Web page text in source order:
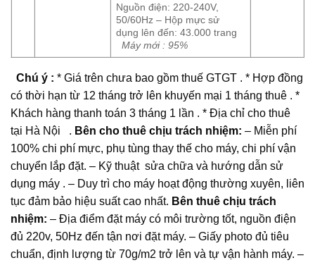
Nguồn điện: 220-240V,
50/60Hz – Hộp mực sử
dụng lên đến: 43.000 trang
Máy mới : 95%
Chú ý : * Giá trên chưa bao gồm thuế GTGT . * Hợp đồng
có thời hạn từ 12 tháng trở lên khuyến mại 1 tháng thuê . *
Khách hàng thanh toán 3 tháng 1 lần . * Địa chỉ cho thuê
tại Hà Nội . Bên cho thuê chịu trách nhiệm: – Miễn phí
100% chi phí mực, phụ tùng thay thế cho máy, chi phí vận
chuyển lắp đặt. – Kỹ thuật sửa chữa và hướng dẫn sử
dụng máy . – Duy trì cho máy hoạt động thường xuyên, liên
tục đảm bảo hiệu suất cao nhất. Bên thuê chịu trách
nhiệm: – Địa điểm đặt máy có môi trường tốt, nguồn điện
đủ 220v, 50Hz đến tận nơi đặt máy. – Giấy photo đủ tiêu
chuẩn, định lượng từ 70g/m2 trở lên và tự vận hành máy. –